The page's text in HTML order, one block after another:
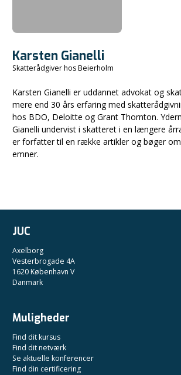
Karsten Gianelli
Skatterådgiver hos Beierholm
Karsten Gianelli er uddannet advokat og
mere end 30 års erfaring med
hos BDO, Deloitte og Grant Thornton.
Gianelli undervist i skatteret i en længere
er forfatter til en række artikler og bøger
emner.
JUC
Axelborg
Vesterbrogade 4A
1620 København V
Danmark
Muligheder
Find dit kursus
Find dit netværk
Se aktuelle konferencer
Find din certificering